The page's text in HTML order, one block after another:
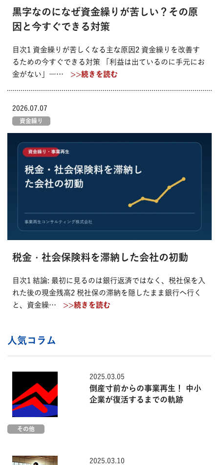
黒字なのになぜ資金繰りが苦しい？その原
因と今すぐできる対策
目次1 資金繰りが苦しくなる主な原因2 資金繰りを改善す
るための今すぐできる対策 「利益は出ているのに手元にお
金がない」―…
>>続きを読む
2026.07.07
資金繰り
税金・社会保険料を滞納した会社の初動
目次1 結論: 最初に見るのは銀行返済ではなく、税社保を入
れた後の現金残高2 税社保の滞納を隠したまま銀行へ行く
と、資金繰…
>>続きを読む
人気コラム
2025.03.05
倒産寸前からの事業再生！ 中小
企業が復活するまでの軌跡
その他
2025.03.10